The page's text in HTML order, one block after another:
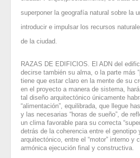
superponer la geografía natural sobre la
introducir e impulsar los recursos
de la ciudad.
RAZAS DE EDIFICIOS. El ADN del
decirse también su alma, o la parte más
tiene que estar claro en la mente de su
en el proyecto a manera de sistema,
tal diseño arquitectónico únicamente
“alimentación”, equilibrada, que llegue
y las necesarias “horas de sueño”, de
un clima favorable para su correcta
detrás de la coherencia entre el genotipo
arquitectónico, entre el “motor” interno y
armónica ejecución final y constructiva.